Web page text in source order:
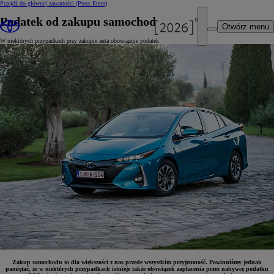
Przejdź do głównej zawartości (Press Enter)
Otwórz menu
Podatek od zakupu samochodu - PCC
W niektórych przypadkach przy zakupie auta obowiązuje podatek
Zakup samochodu to dla większości z nas przede wszystkim przyjemność. Powinniśmy jednak
pamiętać, że w niektórych przypadkach istnieje także obowiązek zapłacenia przez nabywcę podatku